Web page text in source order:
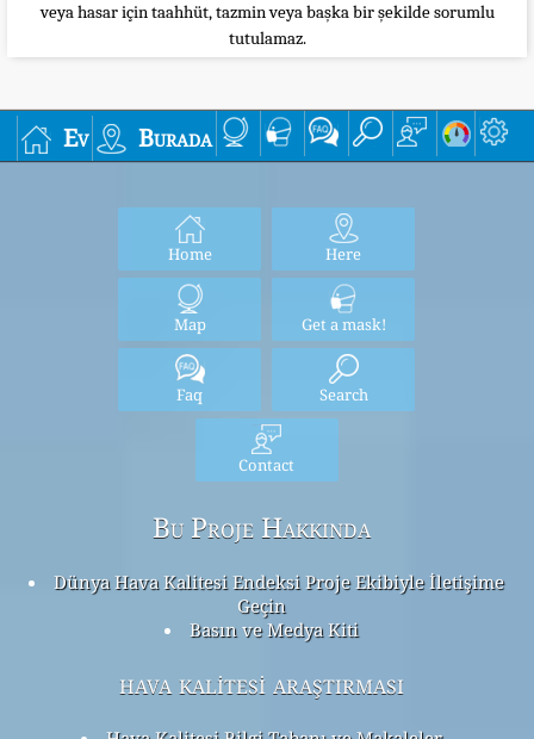
veya hasar için taahhüt, tazmin veya başka bir şekilde sorumlu
tutulamaz.
Ev Burada
Home Here
Map Get a mask!
Faq Search
Contact
Bu Proje Hakkında
Dünya Hava Kalitesi Endeksi Proje Ekibiyle İletişime
Geçin
Basın ve Medya Kiti
hava kalitesi araştırması